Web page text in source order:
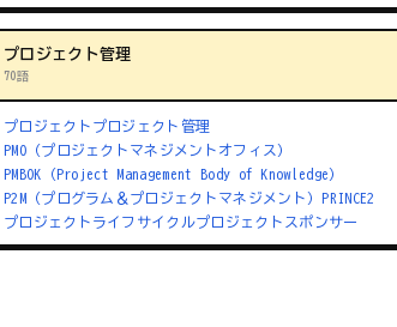
プロジェクト管理
70語
プロジェクト プロジェクト管理
PMO（プロジェクトマネジメントオフィス）
PMBOK（Project Management Body of Knowledge）
P2M（プログラム＆プロジェクトマネジメント）PRINCE2
プロジェクトライフサイクルプロジェクトスポンサー